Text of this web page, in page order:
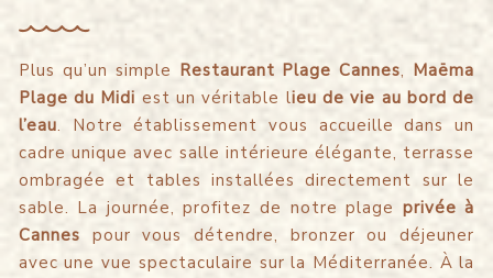
Plus qu’un simple Restaurant Plage Cannes, Maëma
Plage du Midi est un véritable lieu de vie au bord de
l’eau. Notre établissement vous accueille dans un
cadre unique avec salle intérieure élégante, terrasse
ombragée et tables installées directement sur le
sable. La journée, profitez de notre plage privée à
Cannes pour vous détendre, bronzer ou déjeuner
avec une vue spectaculaire sur la Méditerranée. À la